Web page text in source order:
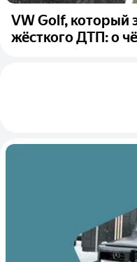
VW Golf, который
жёсткого ДТП: о